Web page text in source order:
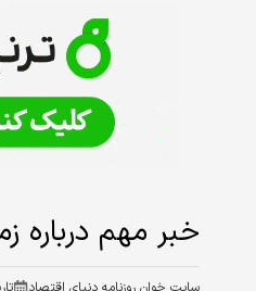
خبر مهم درباره